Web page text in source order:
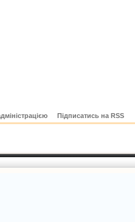
Підписатись на RSS